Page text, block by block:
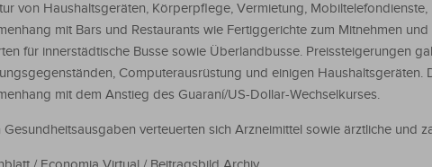
von Haushaltsgeräten, Körperpflege, Vermietung,
mit Bars und Restaurants wie Fertiggerichte zum Mitnehmen
für innerstädtische Busse sowie Überlandbusse. Preissteigerungen
Computerausrüstung und einigen Haushaltsgeräten.
mit dem Anstieg des Guaraní/US-Dollar-Wechselkurses.
Gesundheitsausgaben verteuerten sich Arzneimittel sowie ärztliche und